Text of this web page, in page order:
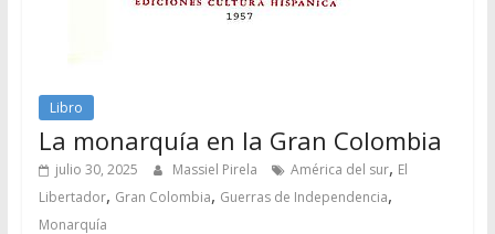
Libro
La monarquía en la Gran Colombia
julio 30, 2025 Massiel Pirela América del sur, El
Libertador, Gran Colombia, Guerras de Independencia,
Monarquía